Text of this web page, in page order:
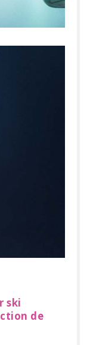
ski
de